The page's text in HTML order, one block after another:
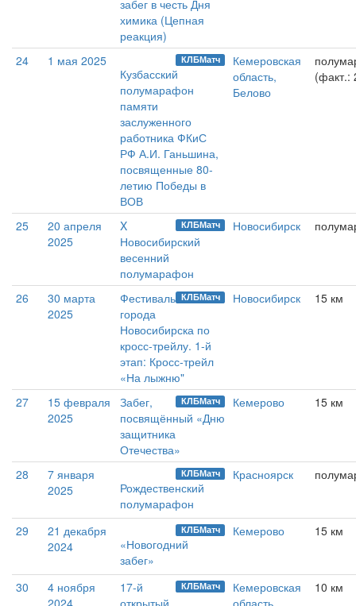
забег в честь Дня
химика (Цепная
реакция)
24
1 мая 2025 КЛБМатч
Кузбасский
полумарафон
памяти
заслуженного
работника ФКиС
РФ А.И. Ганьшина,
посвященные 80-
летию Победы в
ВОВ
Кемеровская
область,
Белово
(факт.:
25
20 апреля
2025
КЛБМатч
X
Новосибирский
весенний
полумарафон
Новосибирск
26
30 марта
2025
КЛБМатч
Фестиваль
города
Новосибирска по
кросс-трейлу. 1-й
этап: Кросс-трейл
«На лыжню"
Новосибирск 15 км
27
15 февраля
2025
КЛБМатч
Забег,
посвящённый «Дню
защитника
Отечества»
Кемерово 15 км
28
7 января
2025
КЛБМатч
Рождественский
полумарафон
Красноярск
29
21 декабря
2024
КЛБМатч
«Новогодний
забег»
Кемерово 15 км
30
4 ноября
2024
КЛБМатч
17-й
открытый
Кемеровская
область,
10 км